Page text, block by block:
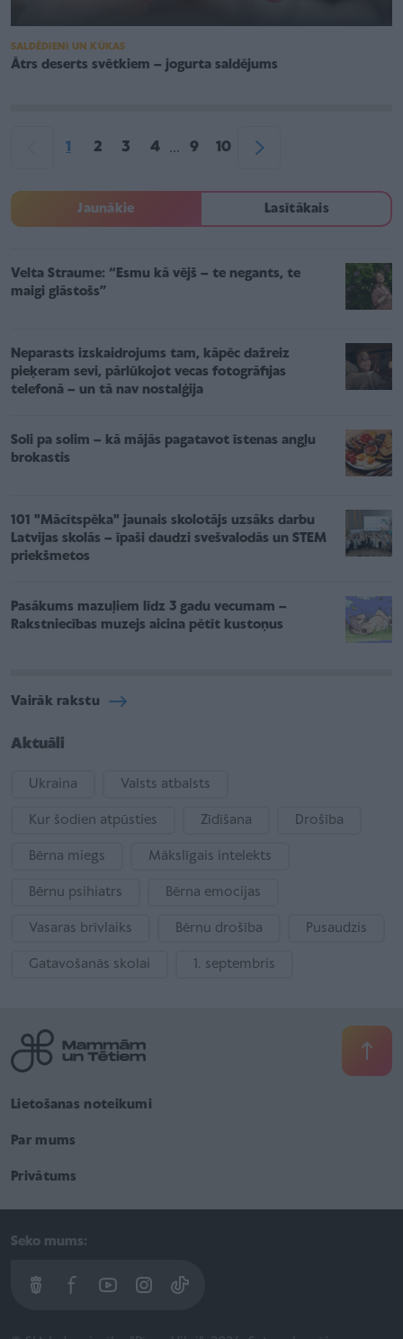
SALDĒDIENI UN KŪKAS
Ātrs deserts svētkiem – jogurta saldējums
1 2 3 4 ... 9 10
Jaunākie Lasītākais
Velta Straume: “Esmu kā vējš – te negants, te
maigi glāstošs”
Neparasts izskaidrojums tam, kāpēc dažreiz
pieķeram sevi, pārlūkojot vecas fotogrāfijas
telefonā – un tā nav nostalģija
Soli pa solim – kā mājās pagatavot īstenas angļu
brokastis
101 "Mācītspēka" jaunais skolotājs uzsāks darbu
Latvijas skolās – īpaši daudzi svešvalodās un STEM
priekšmetos
Pasākums mazuļiem līdz 3 gadu vecumam –
Rakstniecības muzejs aicina pētīt kustoņus
Vairāk rakstu
Aktuāli
Ukraina Valsts atbalsts
Kur šodien atpūsties Zīdīšana Drošība
Bērna miegs Mākslīgais intelekts
Bērnu psihiatrs Bērna emocijas
Vasaras brīvlaiks Bērnu drošība Pusaudzis
Gatavošanās skolai 1. septembris
Lietošanas noteikumi
Par mums
Privātums
Seko mums: